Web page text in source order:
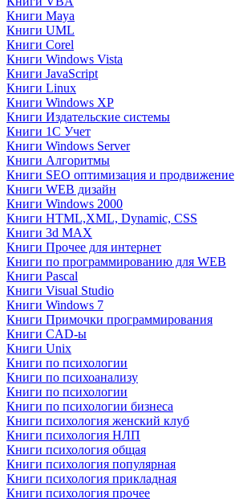
Книги Maya
Книги UML
Книги Corel
Книги Windows Vista
Книги JavaScript
Книги Linux
Книги Windows XP
Книги Издательские системы
Книги 1C Учет
Книги Windows Server
Книги Алгоритмы
Книги SEO оптимизация и продвижение
Книги WEB дизайн
Книги Windows 2000
Книги HTML,XML, Dynamic, CSS
Книги 3d MAX
Книги Прочее для интернет
Книги по программированию для WEB
Книги Pascal
Книги Visual Studio
Книги Windows 7
Книги Примочки программирования
Книги CAD-ы
Книги Unix
Книги по психологии
Книги по психоанализу
Книги по психологии
Книги по психологии бизнеса
Книги психология женский клуб
Книги психология НЛП
Книги психология общая
Книги психология популярная
Книги психология прикладная
Книги психология прочее